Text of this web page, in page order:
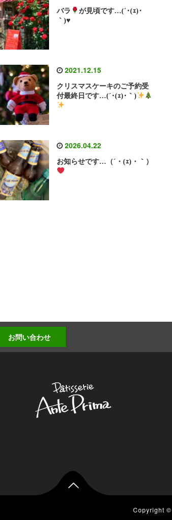
バラ
が見頃です…(´･(ｪ)･
｀)♥
2021.12.15
クリスマスケーキのご予約受
付最終日です…(´･(ｪ)･｀)
2026.04.22
お知らせです…（´・(ｪ)・｀）
お問い合わせ

Copyright ©